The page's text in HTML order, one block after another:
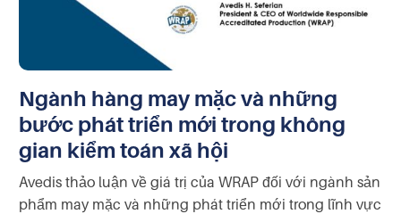
Ngành hàng may mặc và những
bước phát triển mới trong không
gian kiểm toán xã hội
Avedis thảo luận về giá trị của WRAP đối với ngành sản
phẩm may mặc và những phát triển mới trong lĩnh vực